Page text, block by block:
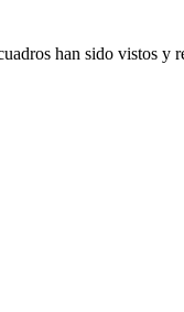
han sido vistos y